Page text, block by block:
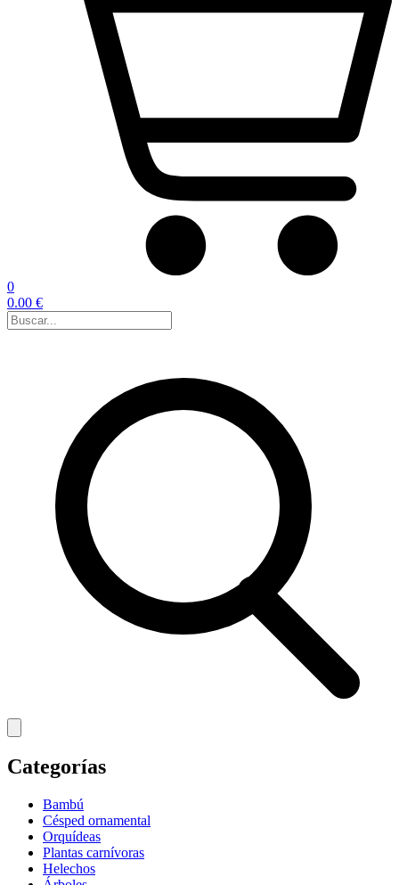
0
0.00 €
Categorías
Bambú
Césped ornamental
Orquídeas
Plantas carnívoras
Helechos